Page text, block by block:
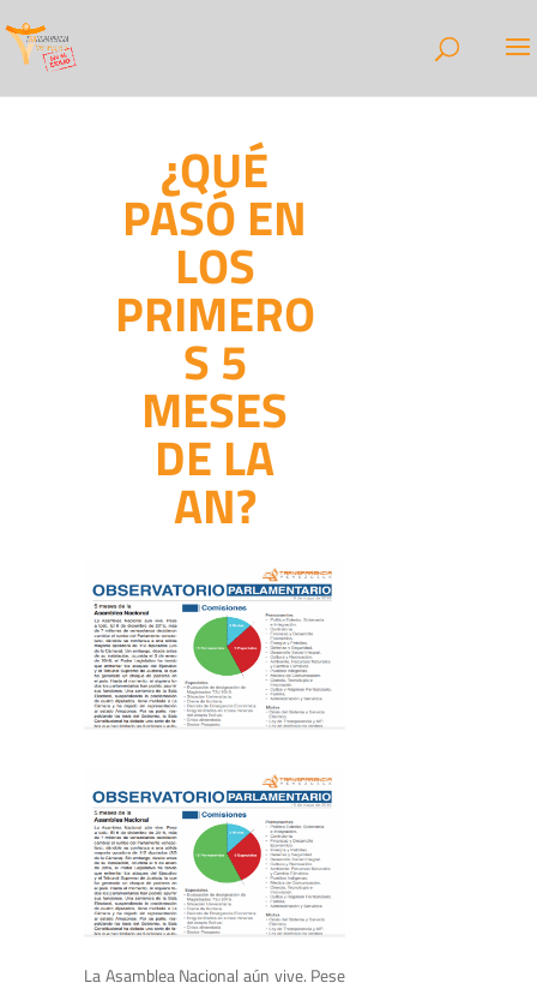
¿QUÉ
PASÓ EN
LOS
PRIMERO
S 5
MESES
DE LA
AN?
La Asamblea Nacional aún vive. Pese